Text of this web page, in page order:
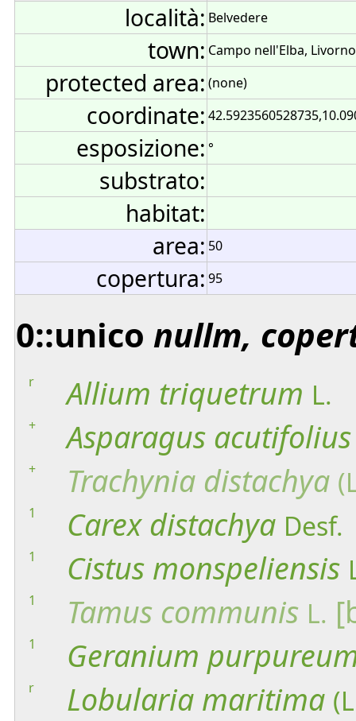
località: Belvedere
town: Campo nell'Elba,
protected area: (none)
coordinate:
esposizione: °
substrato:
habitat:
area: 50
copertura: 95
0::unico nullm,
r Allium triquetrum L.
+ Asparagus acutifolius
+ Trachynia distachya
1 Carex distachya Desf.
1 Cistus monspeliensis
1 Tamus communis L.
1 Geranium
r Lobularia maritima